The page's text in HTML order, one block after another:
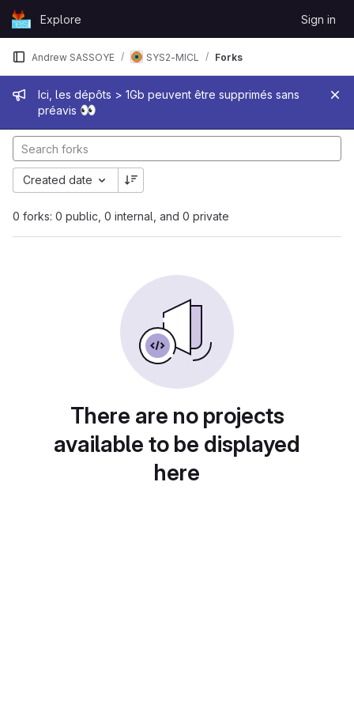
Skip to content
GitLabExplore Sign in
Admin message
Ici, les dépôts > 1Gb peuvent être supprimés sans
préavis 👀
Andrew SASSOYE SYS2-MICL Forks
0 forks: 0 public, 0 internal, and 0 private
Created date
There are no projects
available to be displayed
here